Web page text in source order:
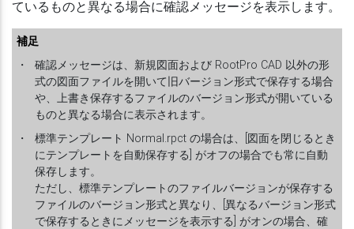
ているものと異なる場合に確認メッセージを表示します。
補足
・
確認メッセージは、新規図面および RootPro CAD 以外の形
式の図面ファイルを開いて旧バージョン形式で保存する場合
や、上書き保存するファイルのバージョン形式が開いている
ものと異なる場合に表示されます。
・
標準テンプレート Normal.rpct の場合は、[図面を閉じるとき
にテンプレートを自動保存する] がオフの場合でも常に自動
保存します。
ただし、標準テンプレートのファイルバージョンが保存する
ファイルのバージョン形式と異なり、[異なるバージョン形式
で保存するときにメッセージを表示する] がオンの場合、確